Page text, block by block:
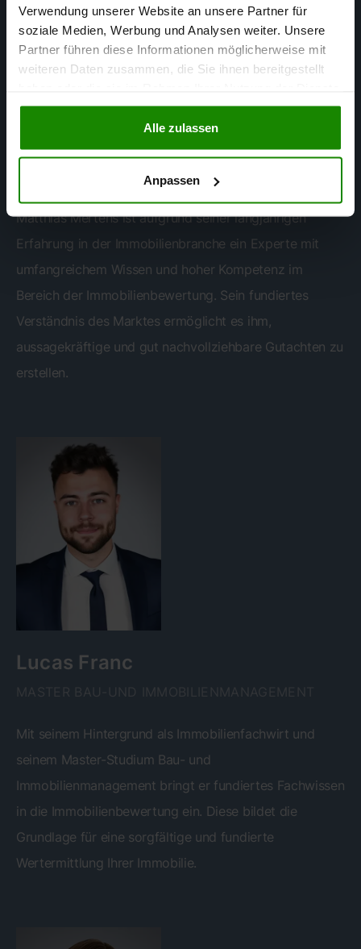
Verwendung unserer Website an unsere Partner für
soziale Medien, Werbung und Analysen weiter. Unsere
Partner führen diese Informationen möglicherweise mit
weiteren Daten zusammen, die Sie ihnen bereitgestellt
gesammelt haben.
Alle zulassen
Anpassen
Matthias Mertens
SACHVERSTÄNDIGER FÜR
IMMOBILIENBEWERTUNG
Matthias Mertens ist aufgrund seiner langjährigen
Erfahrung in der Immobilienbranche ein Experte mit
umfangreichem Wissen und hoher Kompetenz im
Bereich der Immobilienbewertung. Sein fundiertes
Verständnis des Marktes ermöglicht es ihm,
aussagekräftige und gut nachvollziehbare Gutachten zu
erstellen.
Lucas Franc
Mit seinem Hintergrund als Immobilienfachwirt und
seinem Master-Studium Bau- und
Immobilienmanagement bringt er fundiertes Fachwissen
in die Immobilienbewertung ein. Diese bildet die
Grundlage für eine sorgfältige und fundierte
Wertermittlung Ihrer Immobilie.